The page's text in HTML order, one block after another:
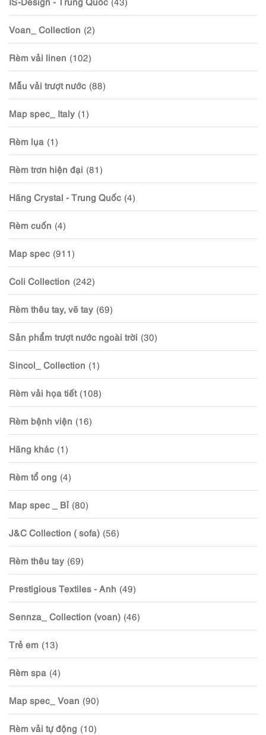
Voan_ Collection (2)
Rèm vải linen (102)
Mẫu vải trượt nước (88)
Map spec_ Italy (1)
Rèm lụa (1)
Rèm trơn hiện đại (81)
Hãng Crystal - Trung Quốc (4)
Rèm cuốn (4)
Map spec (911)
Coli Collection (242)
Rèm thêu tay, vẽ tay (69)
Sản phẩm trượt nước ngoài trời (30)
Sincol_ Collection (1)
Rèm vải họa tiết (108)
Rèm bệnh viện (16)
Hãng khác (1)
Rèm tổ ong (4)
Map spec _ Bỉ (80)
J&C Collection ( sofa) (56)
Rèm thêu tay (69)
Prestigious Textiles - Anh (49)
Sennza_ Collection (voan) (46)
Trẻ em (13)
Rèm spa (4)
Map spec_ Voan (90)
Rèm vải tự động (10)